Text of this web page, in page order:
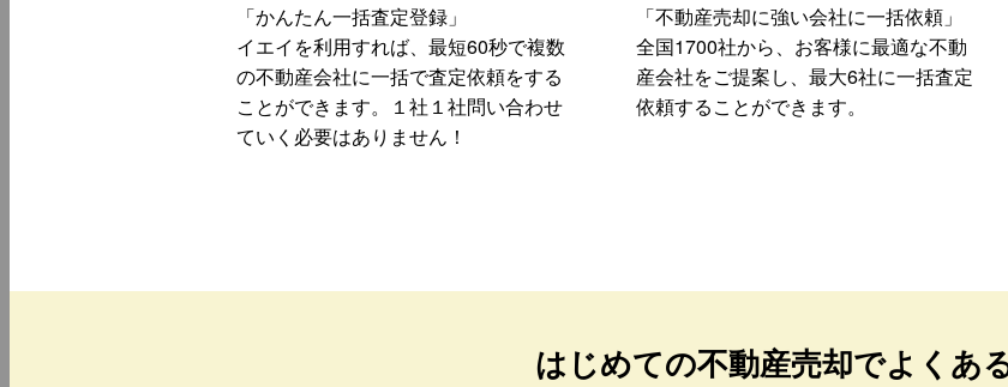
「かんたん一括査定登録」
イエイを利用すれば、最短60秒で複数
の不動産会社に一括で査定依頼をする
ことができます。１社１社問い合わせ
ていく必要はありません！
「不動産売却に強い会社に一括依頼」
全国1700社から、お客様に最適な不動
産会社をご提案し、最大6社に一括査定
依頼することができます。
はじめての不動産売却でよくあ